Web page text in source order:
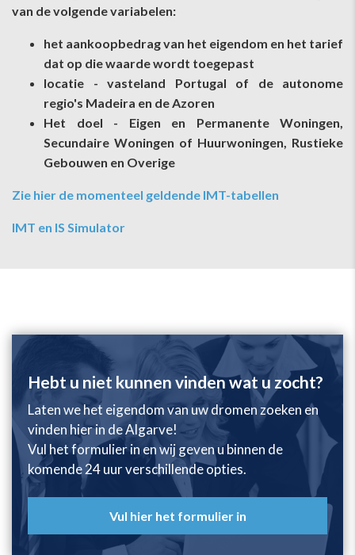
van de volgende variabelen:
het aankoopbedrag van het eigendom en het tarief
dat op die waarde wordt toegepast
locatie - vasteland Portugal of de autonome
regio's Madeira en de Azoren
Het doel - Eigen en Permanente Woningen,
Secundaire Woningen of Huurwoningen, Rustieke
Gebouwen en Overige
Zie hier de momenteel geldende IMT-tabellen
IMT en IS Simulator
Hebt u niet kunnen vinden wat u zocht?
Laten we het eigendom van uw dromen zoeken en
vinden hier in de Algarve!
Vul het formulier in en wij geven u binnen de
komende 24 uur verschillende opties.
Vul hier het formulier in